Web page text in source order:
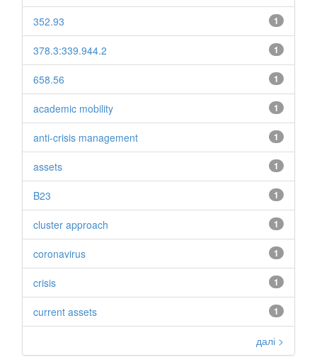
1
352.93
1
378.3:339.944.2
1
658.56
1
academic mobility
1
anti-crisis management
1
assets
1
B23
1
cluster approach
1
coronavirus
1
crisis
1
current assets
далі >